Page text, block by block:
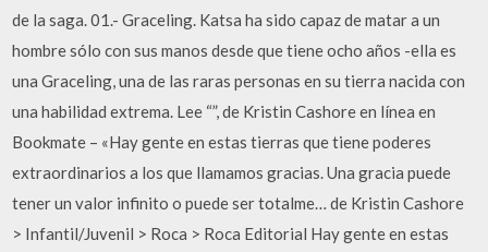
de la saga. 01.- Graceling. Katsa ha sido capaz de matar a un
hombre sólo con sus manos desde que tiene ocho años -ella es
una Graceling, una de las raras personas en su tierra nacida con
una habilidad extrema. Lee “”, de Kristin Cashore en línea en
Bookmate – «Hay gente en estas tierras que tiene poderes
extraordinarios a los que llamamos gracias. Una gracia puede
tener un valor infinito o puede ser totalme… de Kristin Cashore
> Infantil/Juvenil > Roca > Roca Editorial Hay gente en estas